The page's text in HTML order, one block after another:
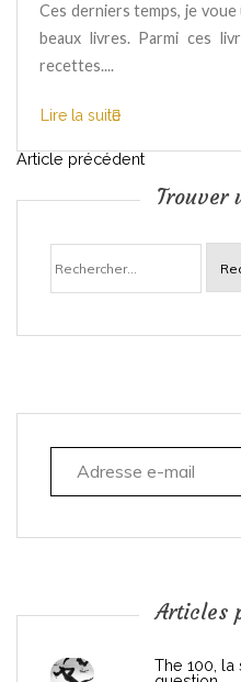
Ces derniers temps, je
beaux livres. Parmi ces
recettes....
Lire la suite
N
i
a
n
Article précédent
Trouver
Rechercher :
Adresse e-mail
Articles
The 100,